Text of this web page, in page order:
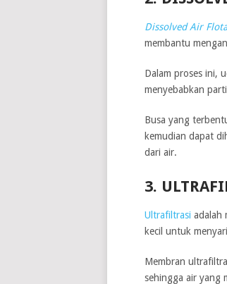
Dissolved Air
membantu
Dalam proses ini,
menyebabkan
Busa yang
kemudian dapat
dari air.
3.
Ultrafiltrasi adalah
kecil untuk
Membran
sehingga air yang